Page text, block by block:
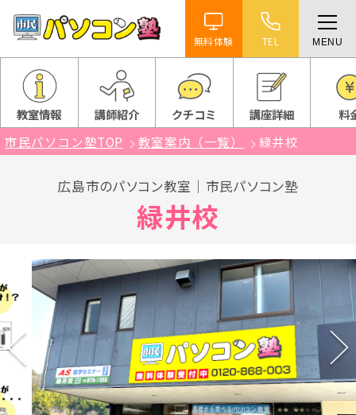
無料体験 TEL MENU
ホーム
特徴
講座紹介
教室案内
よくある質問
無料体験に申し込む
教室情報 講師紹介 クチコミ 講座詳細 料
市民パソコン塾TOP 教室案内（一覧） 緑井校
広島市のパソコン教室｜市民パソコン塾
緑井校